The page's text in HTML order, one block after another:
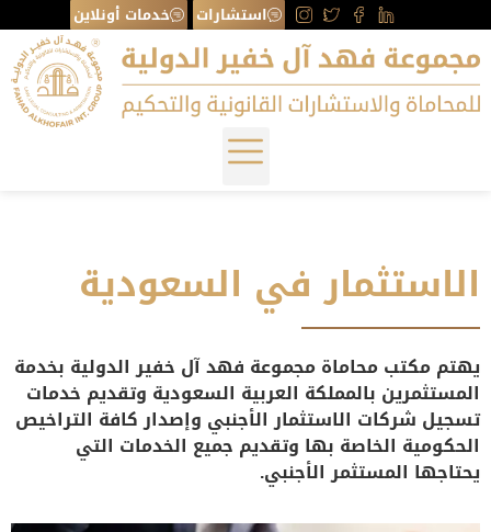
استشارات خدمات أونلاين
الاستثمار في السعودية
يهتم مكتب محاماة مجموعة فهد آل خفير الدولية بخدمة
المستثمرين بالمملكة العربية السعودية وتقديم خدمات
تسجيل شركات الاستثمار الأجنبي وإصدار كافة التراخيص
الحكومية الخاصة بها وتقديم جميع الخدمات التي
يحتاجها المستثمر الأجنبي.